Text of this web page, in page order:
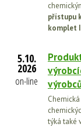
přístupu
komplet
5.10.
2026
on-line
týká také